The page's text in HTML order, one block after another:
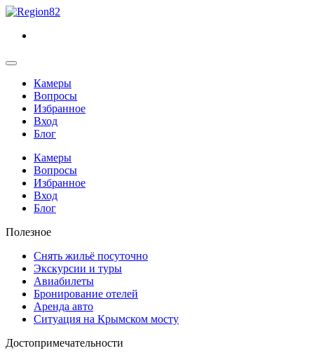
Камеры
Вопросы
Избранное
Вход
Блог
Камеры
Вопросы
Избранное
Вход
Блог
Полезное
Снять жильё посуточно
Экскурсии и туры
Авиабилеты
Бронирование отелей
Аренда авто
Ситуация на Крымском мосту
Достопримечательности